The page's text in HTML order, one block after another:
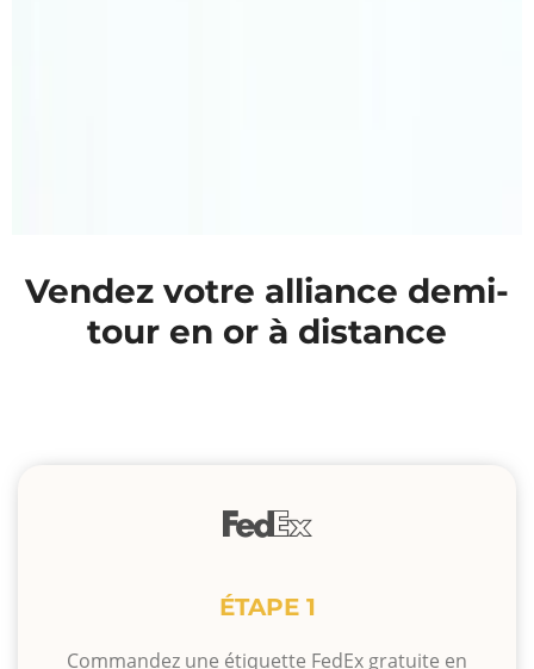
Vendez votre alliance demi-
tour en or à distance
ÉTAPE 1
Commandez une étiquette FedEx gratuite en